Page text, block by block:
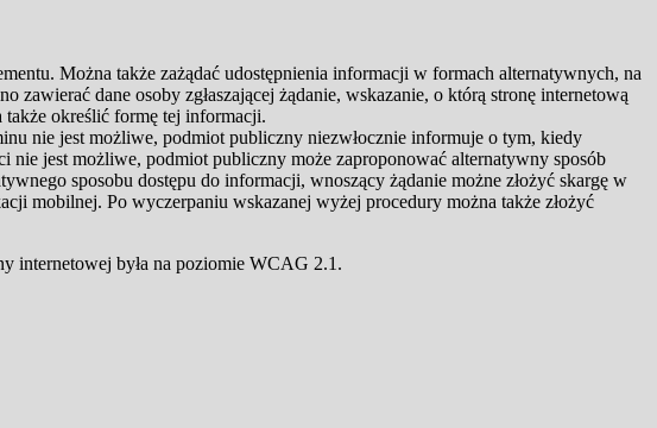
Można także zażądać udostępnienia informacji w formach alternatywnych, na
dane osoby zgłaszającej żądanie, wskazanie, o którą stronę internetową
także określić formę tej informacji.
nie jest możliwe, podmiot publiczny niezwłocznie informuje o tym, kiedy
nie jest możliwe, podmiot publiczny może zaproponować alternatywny sposób
sposobu dostępu do informacji, wnoszący żądanie możne złożyć skargę w
mobilnej. Po wyczerpaniu wskazanej wyżej procedury można także złożyć
internetowej była na poziomie WCAG 2.1.